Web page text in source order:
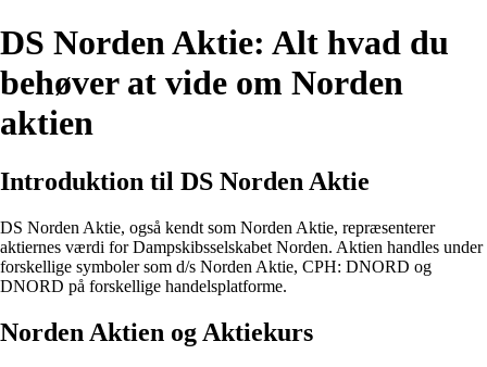
DS Norden Aktie: Alt hvad du
behøver at vide om Norden
aktien
Introduktion til DS Norden Aktie
DS Norden Aktie, også kendt som Norden Aktie, repræsenterer
aktiernes værdi for Dampskibsselskabet Norden. Aktien handles under
forskellige symboler som d/s Norden Aktie, CPH: DNORD og
DNORD på forskellige handelsplatforme.
Norden Aktien og Aktiekurs